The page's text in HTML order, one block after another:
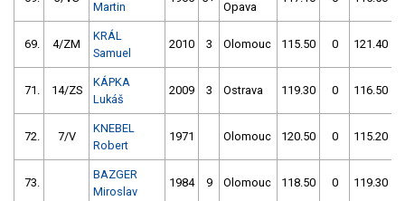
Martin
Opava
69. 4/ZM
KRÁL
Samuel
2010 3 Olomouc 115.50 0 121.40
71. 14/ZS
KÁPKA
Lukáš
2009 3 Ostrava 119.30 0 116.50
72. 7/V
KNEBEL
Robert
1971 Olomouc 120.50 0 115.20
73.
BAZGER
Miroslav
1984 9 Olomouc 118.50 0 119.30